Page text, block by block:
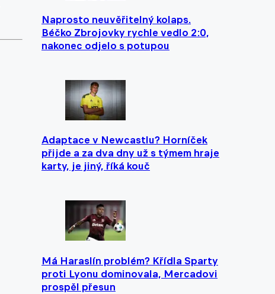
Naprosto neuvěřitelný kolaps.
Béčko Zbrojovky rychle vedlo 2:0,
nakonec odjelo s potupou
Adaptace v Newcastlu? Horníček
přijde a za dva dny už s týmem hraje
karty, je jiný, říká kouč
Má Haraslín problém? Křídla Sparty
proti Lyonu dominovala, Mercadovi
prospěl přesun